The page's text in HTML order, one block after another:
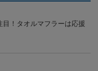
目！タオルマフラーは応援